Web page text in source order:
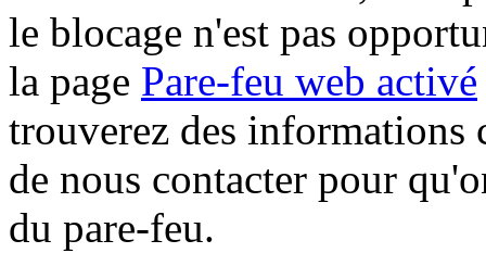
le blocage n'est pas
la page Pare-feu web activé
trouverez des informations
de nous contacter pour
du pare-feu.